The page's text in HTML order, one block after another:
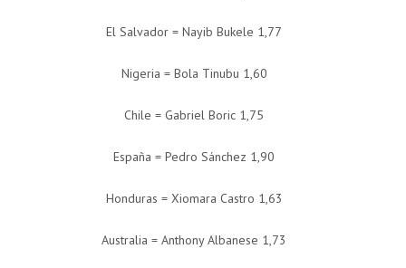
El Salvador = Nayib Bukele 1,77
Nigeria = Bola Tinubu 1,60
Chile = Gabriel Boric 1,75
España = Pedro Sánchez 1,90
Honduras = Xiomara Castro 1,63
Australia = Anthony Albanese 1,73